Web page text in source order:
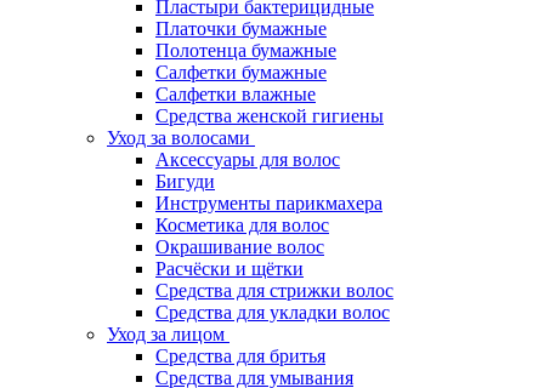
Пластыри бактерицидные
Платочки бумажные
Полотенца бумажные
Салфетки бумажные
Салфетки влажные
Средства женской гигиены
Уход за волосами
Аксессуары для волос
Бигуди
Инструменты парикмахера
Косметика для волос
Окрашивание волос
Расчёски и щётки
Средства для стрижки волос
Средства для укладки волос
Уход за лицом
Средства для бритья
Средства для умывания